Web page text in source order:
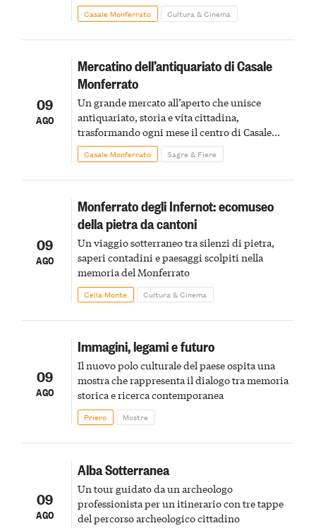
Casale Monferrato Cultura & Cinema
09
AGO
Mercatino dell’antiquariato di Casale
Monferrato
Un grande mercato all’aperto che unisce
antiquariato, storia e vita cittadina,
trasformando ogni mese il centro di Casale
Monferrato in un luogo di scoperta e racconto
Casale Monferrato Sagre & Fiere
09
AGO
Monferrato degli Infernot: ecomuseo
della pietra da cantoni
Un viaggio sotterraneo tra silenzi di pietra,
saperi contadini e paesaggi scolpiti nella
memoria del Monferrato
Cella Monte Cultura & Cinema
09
AGO
Immagini, legami e futuro
Il nuovo polo culturale del paese ospita una
mostra che rappresenta il dialogo tra memoria
storica e ricerca contemporanea
Priero Mostre
09
AGO
Alba Sotterranea
Un tour guidato da un archeologo
professionista per un itinerario con tre tappe
del percorso archeologico cittadino